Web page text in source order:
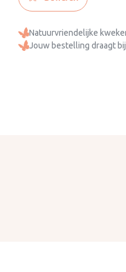
Natuurvriendelijke
Jouw bestelling draagt